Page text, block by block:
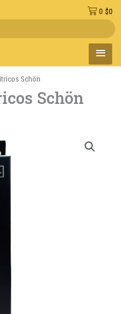
Entregas en el
$0
0
MENÚ
Schön
Schön